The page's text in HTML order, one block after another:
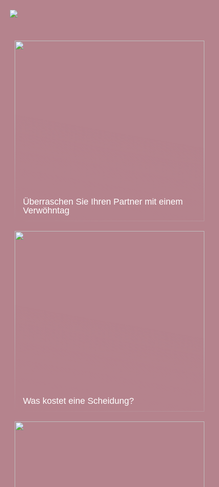
Überraschen Sie Ihren Partner mit einem
Verwöhntag
Was kostet eine Scheidung?